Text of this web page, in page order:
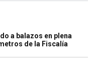
a balazos en plena
de la Fiscalía